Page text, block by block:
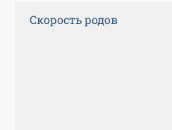
Скорость родов